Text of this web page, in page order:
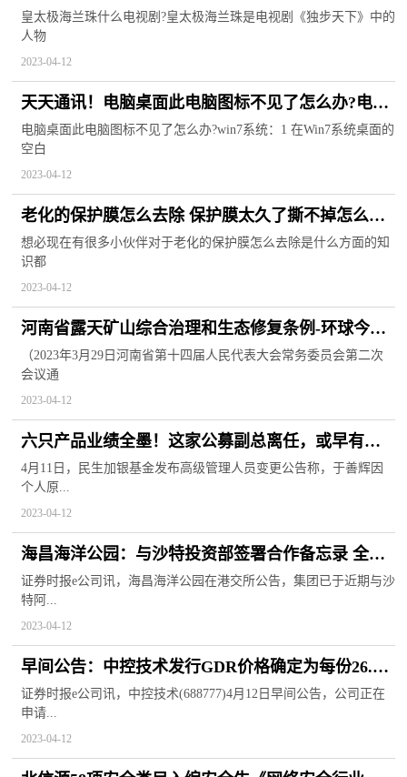
叫什么？
皇太极海兰珠什么电视剧?皇太极海兰珠是电视剧《独步天下》中的
人物
2023-04-12
天天通讯！电脑桌面此电脑图标不见了怎么办?电脑
桌面图标隐藏了怎么恢复正常?
电脑桌面此电脑图标不见了怎么办?win7系统：1 在Win7系统桌面的
空白
2023-04-12
老化的保护膜怎么去除 保护膜太久了撕不掉怎么
办？_当前快看
想必现在有很多小伙伴对于老化的保护膜怎么去除是什么方面的知
识都
2023-04-12
河南省露天矿山综合治理和生态修复条例-环球今头
条
（2023年3月29日河南省第十四届人民代表大会常务委员会第二次
会议通
2023-04-12
六只产品业绩全墨！这家公募副总离任，或早有预
告？年内99名公募高管变更
4月11日，民生加银基金发布高级管理人员变更公告称，于善辉因
个人原...
2023-04-12
海昌海洋公园：与沙特投资部签署合作备忘录 全球
热推荐
证券时报e公司讯，海昌海洋公园在港交所公告，集团已于近期与沙
特阿...
2023-04-12
早间公告：中控技术发行GDR价格确定为每份26.94
美元 募集资金总额约为5.65亿美元
证券时报e公司讯，中控技术(688777)4月12日早间公告，公司正在
申请...
2023-04-12